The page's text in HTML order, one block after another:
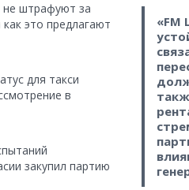
не штрафуют за
это предлагают
для такси
в
закупил партию
«FM